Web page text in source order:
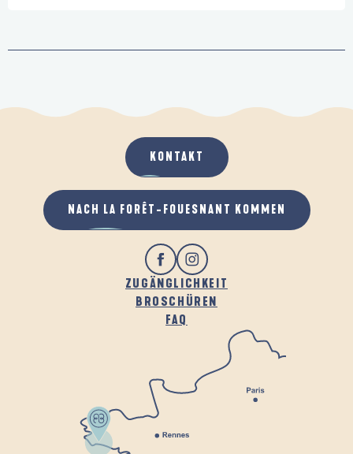
ZUGÄNGLICHKEIT
BROSCHÜREN
FAQ
KONTAKT
NACH LA FORÊT-FOUESNANT KOMMEN